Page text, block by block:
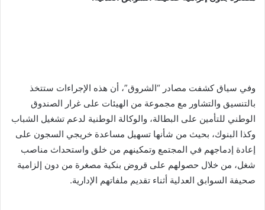
وفي سياق كشفت مصادر “الشروق”، أن هذه الإجراءات ستتخذ
بالتنسيق والتشاور مع مجموعة من الهيئات على غرار الصندوق
الوطني للتأمين على البطالة، والوكالة الوطنية لدعم تشغيل الشباب
وكذا البنوك، بحيث من شأنها تسهيل مساعدة خريجي السجون على
إعادة إدماجهم في المجتمع وتمكينهم من خلق واستحداث مناصب
شغل، من خلال حصولهم على قروض بنكية مصغرة من دون إلزامية
صحيفة السوابق العدلية أثناء تقديم ملفاتهم الإدارية.